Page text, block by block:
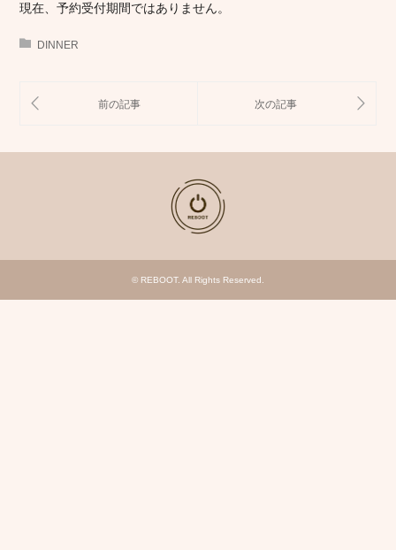
現在、予約受付期間ではありません。
DINNER
© REBOOT. All Rights Reserved.